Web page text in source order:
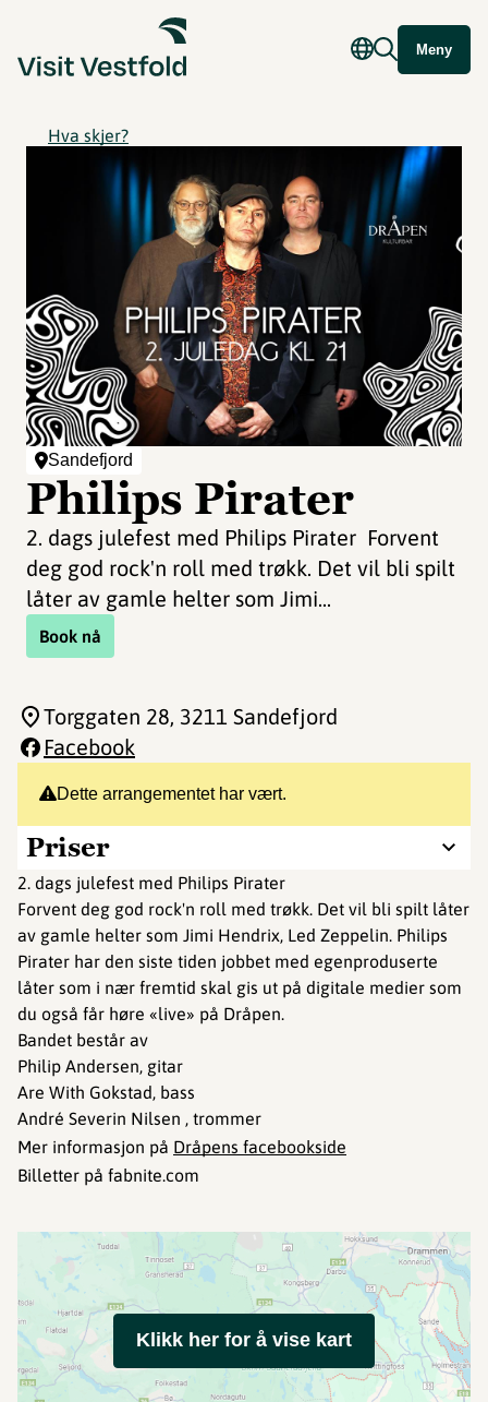
Meny
Hva skjer?
Sandefjord
Philips Pirater
2. dags julefest med Philips Pirater Forvent
deg god rock'n roll med trøkk. Det vil bli spilt
låter av gamle helter som Jimi...
Book nå
Dette arrangementet har vært.
Priser
2. dags julefest med Philips Pirater
Forvent deg god rock'n roll med trøkk. Det vil bli spilt låter
av gamle helter som Jimi Hendrix, Led Zeppelin. Philips
Pirater har den siste tiden jobbet med egenproduserte
låter som i nær fremtid skal gis ut på digitale medier som
du også får høre «live» på Dråpen.
Bandet består av
Philip Andersen, gitar
Are With Gokstad, bass
André Severin Nilsen , trommer
Mer informasjon på Dråpens facebookside
Billetter på fabnite.com
Torggaten 28, 3211 Sandefjord
Facebook
Klikk her for å vise kart